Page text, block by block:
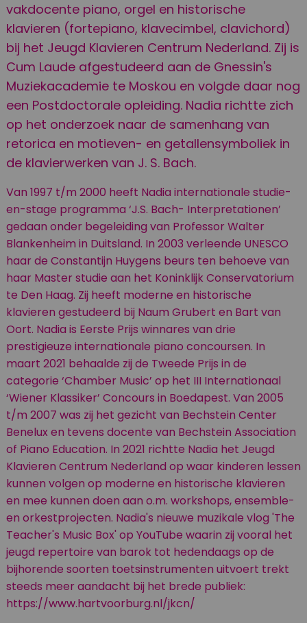
vakdocente piano, orgel en historische
klavieren (fortepiano, klavecimbel, clavichord)
bij het Jeugd Klavieren Centrum Nederland. Zij is
Cum Laude afgestudeerd aan de Gnessin's
Muziekacademie te Moskou en volgde daar nog
een Postdoctorale opleiding. Nadia richtte zich
op het onderzoek naar de samenhang van
retorica en motieven- en getallensymboliek in
de klavierwerken van J. S. Bach.
Van 1997 t/m 2000 heeft Nadia internationale studie-
en-stage programma ‘J.S. Bach- Interpretationen’
gedaan onder begeleiding van Professor Walter
Blankenheim in Duitsland. In 2003 verleende UNESCO
haar de Constantijn Huygens beurs ten behoeve van
haar Master studie aan het Koninklijk Conservatorium
te Den Haag. Zij heeft moderne en historische
klavieren gestudeerd bij Naum Grubert en Bart van
Oort. Nadia is Eerste Prijs winnares van drie
prestigieuze internationale piano concoursen. In
maart 2021 behaalde zij de Tweede Prijs in de
categorie ‘Chamber Music’ op het III Internationaal
‘Wiener Klassiker’ Concours in Boedapest. Van 2005
t/m 2007 was zij het gezicht van Bechstein Center
Benelux en tevens docente van Bechstein Association
of Piano Education. In 2021 richtte Nadia het Jeugd
Klavieren Centrum Nederland op waar kinderen lessen
kunnen volgen op moderne en historische klavieren
en mee kunnen doen aan o.m. workshops, ensemble-
en orkestprojecten. Nadia's nieuwe muzikale vlog 'The
Teacher's Music Box' op YouTube waarin zij vooral het
jeugd repertoire van barok tot hedendaags op de
bijhorende soorten toetsinstrumenten uitvoert trekt
steeds meer aandacht bij het brede publiek:
https://www.hartvoorburg.nl/jkcn/